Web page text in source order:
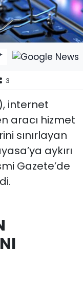
3
internet
aracı hizmet
sınırlayan
aykırı
Gazete’de